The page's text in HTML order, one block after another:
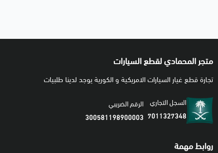
متجر المحمادي لقطع السيارات
تجارة قطع غيار السيارات الامريكية و الكورية يوجد لدينا طلبيات
السجل التجاري
7011327348
الرقم الضريبي
300581198900003
روابط مهمة